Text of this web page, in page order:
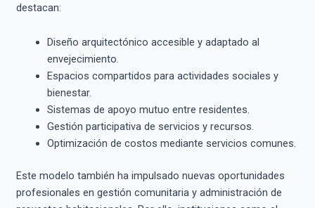
destacan:
Diseño arquitectónico accesible y adaptado al
envejecimiento.
Espacios compartidos para actividades sociales y
bienestar.
Sistemas de apoyo mutuo entre residentes.
Gestión participativa de servicios y recursos.
Optimización de costos mediante servicios comunes.
Este modelo también ha impulsado nuevas oportunidades
profesionales en gestión comunitaria y administración de